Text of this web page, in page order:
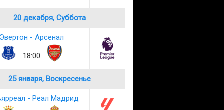
20 декабря, Суббота
Эвертон - Арсенал
18:00
25 января, Воскресенье
- Реал Мадрид